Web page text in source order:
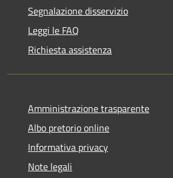
Segnalazione disservizio
Leggi le FAQ
Richiesta assistenza
Amministrazione trasparente
Albo pretorio online
Informativa privacy
Note legali